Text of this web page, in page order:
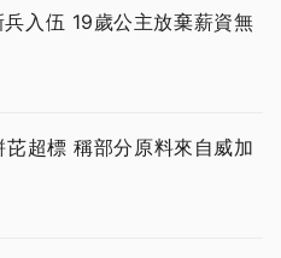
入伍 19歲公主放棄薪資無
超標 稱部分原料來自威加